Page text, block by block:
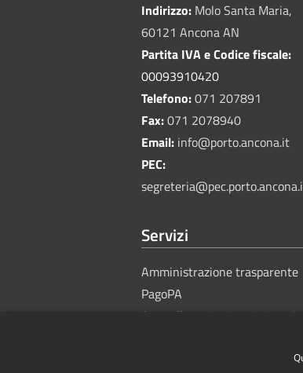
Indirizzo: Molo Santa Maria,
60121 Ancona AN
Partita IVA e Codice fiscale:
00093910420
Telefono:071 207891
Fax:071 2078940
Email: info@porto.ancona.it
PEC:
Servizi
Amministrazione trasparente
PagoPA
Sportello Unico Amministrativo